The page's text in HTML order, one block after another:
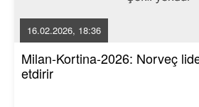
16.02.2026, 18:36
Milan-Kortina-2026: Norveç
etdirir